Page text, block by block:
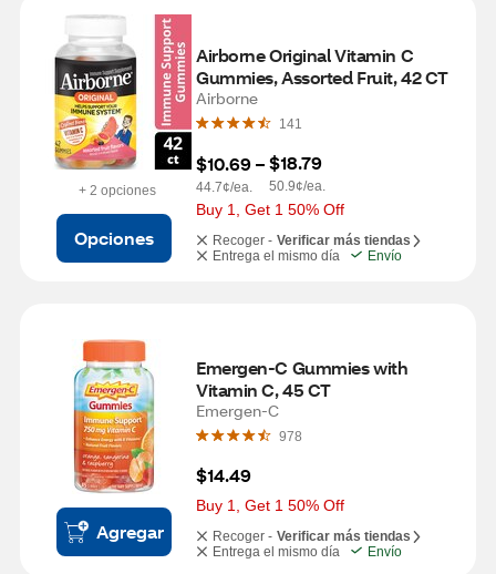
+ 2 opciones
Opciones
Airborne Original Vitamin C
Gummies, Assorted Fruit, 42 CT
Airborne
141
$10.69 –
44.7¢/ea.
$18.79
50.9¢/ea.
Buy 1, Get 1 50% Off
Recoger - Verificar más tiendas
Entrega el mismo día
Envío
Agregar
Emergen-C Gummies with
Vitamin C, 45 CT
Emergen-C
978
$14.49
Buy 1, Get 1 50% Off
Recoger - Verificar más tiendas
Entrega el mismo día
Envío